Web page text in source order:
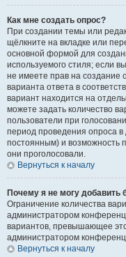
Как мне создать опрос?
При создании темы или
щёлкните на вкладке или
основной формой для
используемого стиля; если
не имеете прав на создание
варианта ответа в
вариант находится на
можете задать количество
пользователи при
период проведения опроса в
постоянным) и возможность
они проголосовали.
Вернуться к началу
Почему я не могу добавить
Ограничение количества
администратором
вариантов, превышающее
администратором
Вернуться к началу